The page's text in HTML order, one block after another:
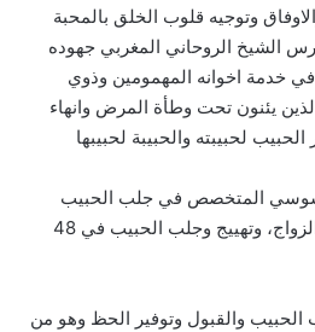
وتوجيه قلوب الخلق بالمحبة
الشيخ الروحاني المغربي جهوده
خدمة اخوانه المهمومين وذوي
يئنون تحت وطأة المرض وانهاء
لحبيبته والحبيبة لحبيبها
المتخصص في جلب الحبيب
وتزويج البنت المتعسرة عن الزواج، وتهييج وجلب الحبيب في 48
والقبول وتوفير الحظ وهو من